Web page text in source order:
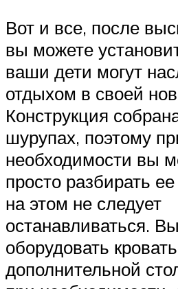
Вот и все, после
вы можете
ваши дети могут
отдыхом в своей
Конструкция
шурупах, поэтому
необходимости вы
просто разбирать
на этом не следует
останавливаться.
оборудовать кровать
дополнительной